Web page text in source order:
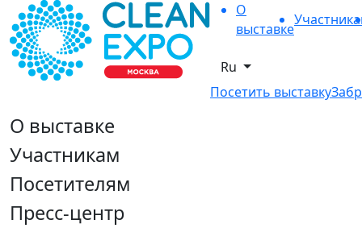
О
выставке
Ru
Посетить выставку
О выставке
Участникам
Посетителям
Пресс-центр